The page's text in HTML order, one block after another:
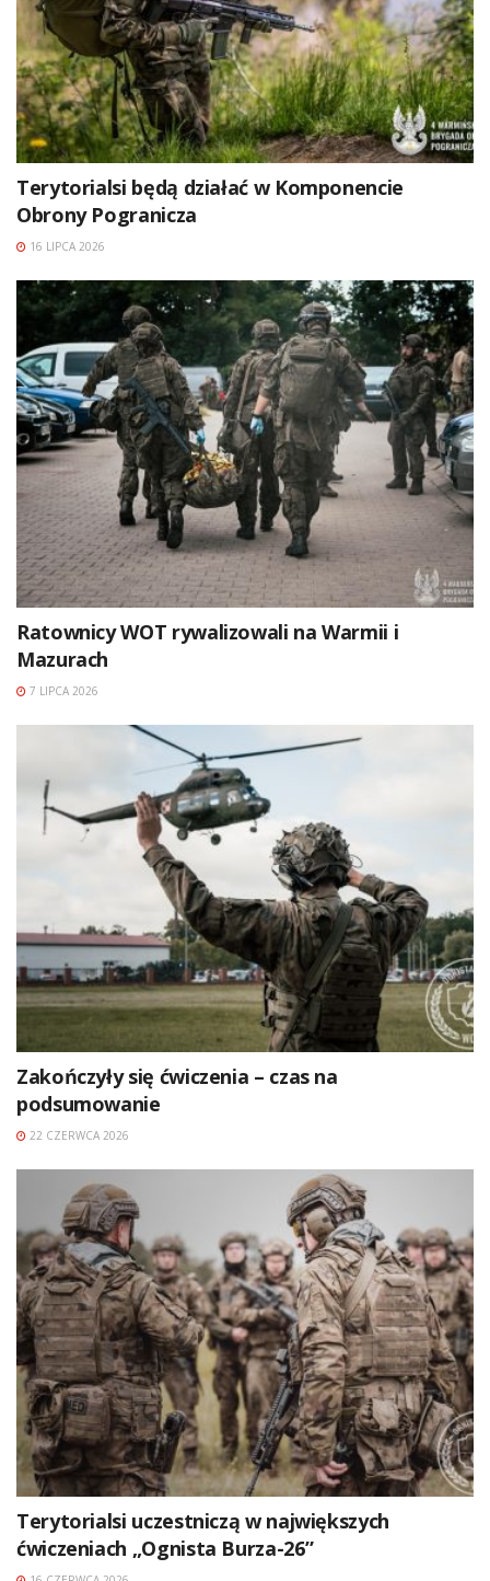
Terytorialsi będą działać w Komponencie
Obrony Pogranicza
16 LIPCA 2026
Ratownicy WOT rywalizowali na Warmii i
Mazurach
7 LIPCA 2026
Zakończyły się ćwiczenia – czas na
podsumowanie
22 CZERWCA 2026
Terytorialsi uczestniczą w największych
ćwiczeniach „Ognista Burza-26”